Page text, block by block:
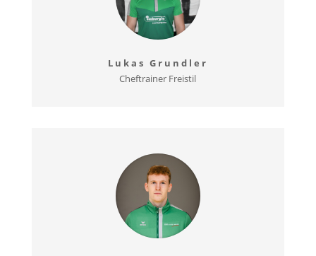
Lukas Grundler
Cheftrainer Freistil